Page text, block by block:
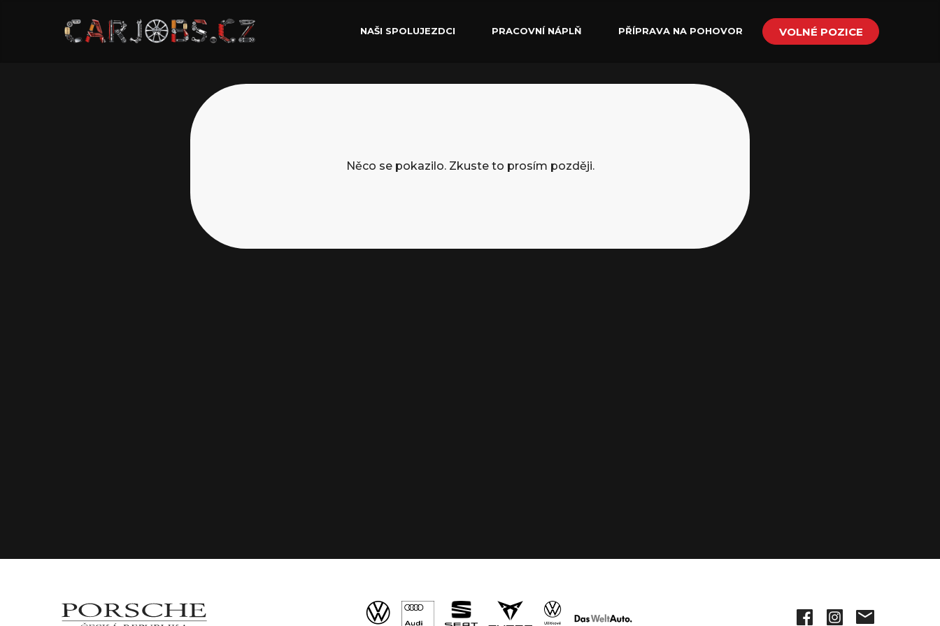
NAŠI SPOLUJEZDCI PRACOVNÍ NÁPLŇ PŘÍPRAVA NA POHOVOR VOLNÉ POZICE
Něco se pokazilo. Zkuste to prosím později.